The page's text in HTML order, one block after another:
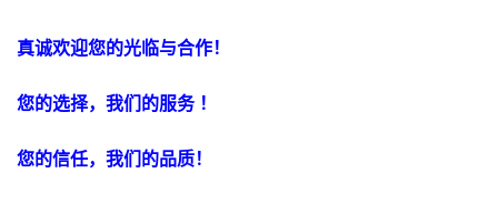
真诚欢迎您的光临与合作！
您的选择，我们的服务 ！
您的信任，我们的品质！